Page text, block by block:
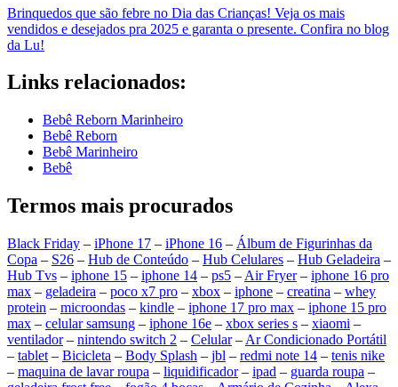
Brinquedos que são febre no Dia das Crianças! Veja os mais
vendidos e desejados pra 2025 e garanta o presente. Confira no blog
da Lu!
Links relacionados:
Bebê Reborn Marinheiro
Bebê Reborn
Bebê Marinheiro
Bebê
Termos mais procurados
Black Friday – iPhone 17 – iPhone 16 – Álbum de Figurinhas da
Copa – S26 – Hub de Conteúdo – Hub Celulares – Hub Geladeira –
Hub Tvs – iphone 15 – iphone 14 – ps5 – Air Fryer– iphone 16 pro
max – geladeira – poco x7 pro – xbox – iphone – creatina – whey
protein – microondas – kindle – iphone 17 pro max – iphone 15 pro
max – celular samsung – iphone 16e – xbox series s – xiaomi –
ventilador– nintendo switch 2 – Celular– Ar Condicionado Portátil
– tablet – Bicicleta – Body Splash – jbl – redmi note 14 – tenis nike
– maquina de lavar roupa – liquidificador– ipad – guarda roupa –